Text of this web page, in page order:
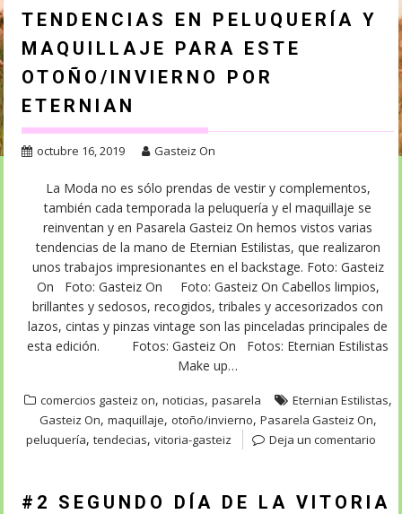
TENDENCIAS EN PELUQUERÍA Y
MAQUILLAJE PARA ESTE
OTOÑO/INVIERNO POR
ETERNIAN
octubre 16, 2019 Gasteiz On
La Moda no es sólo prendas de vestir y complementos,
también cada temporada la peluquería y el maquillaje se
reinventan y en Pasarela Gasteiz On hemos vistos varias
tendencias de la mano de Eternian Estilistas, que realizaron
unos trabajos impresionantes en el backstage. Foto: Gasteiz
On Foto: Gasteiz On Foto: Gasteiz On Cabellos limpios,
brillantes y sedosos, recogidos, tribales y accesorizados con
lazos, cintas y pinzas vintage son las pinceladas principales de
esta edición. Fotos: Gasteiz On Fotos: Eternian Estilistas
Make up…
comercios gasteiz on, noticias, pasarela Eternian Estilistas,
Gasteiz On, maquillaje, otoño/invierno, Pasarela Gasteiz On,
peluquería, tendecias, vitoria-gasteiz Deja un comentario
#2 SEGUNDO DÍA DE LA VITORIA